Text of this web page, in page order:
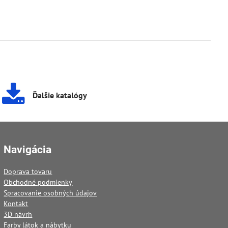
Ďalšie katalógy
Navigácia
Doprava tovaru
Obchodné podmienky
Spracovanie osobných údajov
Kontakt
3D návrh
Farby látok a nábytku